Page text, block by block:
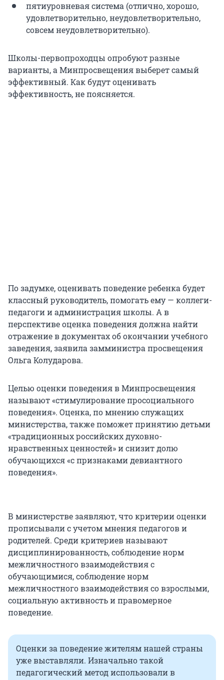
пятиуровневая система (отлично, хорошо,
удовлетворительно, неудовлетворительно,
совсем неудовлетворительно).
Школы-первопроходцы опробуют разные
варианты, а Минпросвещения выберет самый
эффективный. Как будут оценивать
эффективность, не поясняется.
По задумке, оценивать поведение ребенка будет
классный руководитель, помогать ему — коллеги-
педагоги и администрация школы. А в
перспективе оценка поведения должна найти
отражение в документах об окончании учебного
заведения, заявила замминистра просвещения
Ольга Колударова.
Целью оценки поведения в Минпросвещения
называют «стимулирование просоциального
поведения». Оценка, по мнению служащих
министерства, также поможет принятию детьми
«традиционных российских духовно-
нравственных ценностей» и снизит долю
обучающихся «с признаками девиантного
поведения».
В министерстве заявляют, что критерии оценки
прописывали с учетом мнения педагогов и
родителей. Среди критериев называют
дисциплинированность, соблюдение норм
межличностного взаимодействия с
обучающимися, соблюдение норм
межличностного взаимодействия со взрослыми,
социальную активность и правомерное
поведение.
Оценки за поведение жителям нашей страны
уже выставляли. Изначально такой
педагогический метод использовали в